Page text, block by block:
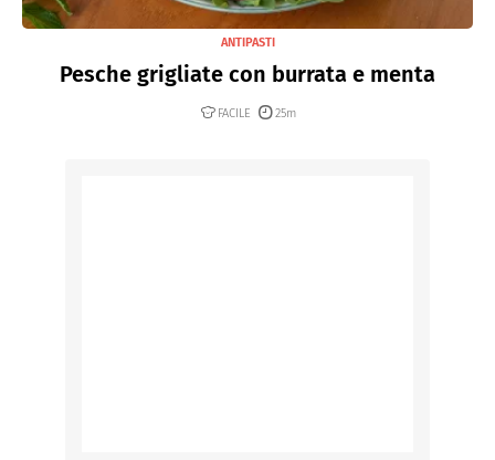
ANTIPASTI
Pesche grigliate con burrata e menta
FACILE 25m